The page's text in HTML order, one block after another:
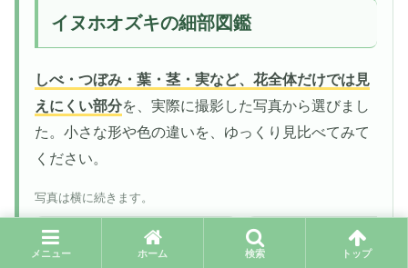
イヌホオズキの細部図鑑
しべ・つぼみ・葉・茎・実など、花全体だけでは見
えにくい部分を、実際に撮影した写真から選びまし
た。小さな形や色の違いを、ゆっくり見比べてみて
ください。
写真は横に続きます。
メニュー ホーム 検索 トップ